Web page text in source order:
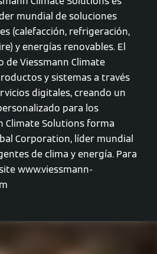
mundial de soluciones
(calefacción, refrigeración,
y energías renovables. El
Viessmann Climate
y sistemas a través
digitales, creando un
para los
Climate Solutions forma
Corporation, líder mundial
de clima y energía. Para
www.viessmann-